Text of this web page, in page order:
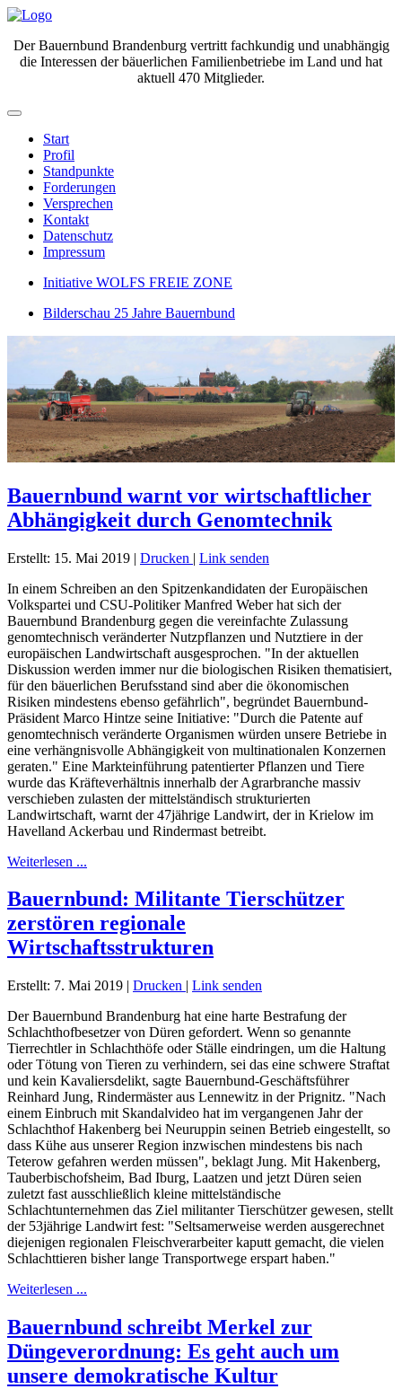
Der Bauernbund Brandenburg vertritt fachkundig und unabhängig
die Interessen der bäuerlichen Familienbetriebe im Land und hat
aktuell 470 Mitglieder.
Start
Profil
Standpunkte
Forderungen
Versprechen
Kontakt
Datenschutz
Impressum
Initiative WOLFS FREIE ZONE
Bilderschau 25 Jahre Bauernbund
Bauernbund warnt vor wirtschaftlicher
Abhängigkeit durch Genomtechnik
Erstellt: 15. Mai 2019 | Drucken | Link senden
In einem Schreiben an den Spitzenkandidaten der Europäischen
Volkspartei und CSU-Politiker Manfred Weber hat sich der
Bauernbund Brandenburg gegen die vereinfachte Zulassung
genomtechnisch veränderter Nutzpflanzen und Nutztiere in der
europäischen Landwirtschaft ausgesprochen. "In der aktuellen
Diskussion werden immer nur die biologischen Risiken thematisiert,
für den bäuerlichen Berufsstand sind aber die ökonomischen
Risiken mindestens ebenso gefährlich", begründet Bauernbund-
Präsident Marco Hintze seine Initiative: "Durch die Patente auf
genomtechnisch veränderte Organismen würden unsere Betriebe in
eine verhängnisvolle Abhängigkeit von multinationalen Konzernen
geraten." Eine Markteinführung patentierter Pflanzen und Tiere
wurde das Kräfteverhältnis innerhalb der Agrarbranche massiv
verschieben zulasten der mittelständisch strukturierten
Landwirtschaft, warnt der 47jährige Landwirt, der in Krielow im
Havelland Ackerbau und Rindermast betreibt.
Weiterlesen ...
Bauernbund: Militante Tierschützer
zerstören regionale
Wirtschaftsstrukturen
Erstellt: 7. Mai 2019 | Drucken | Link senden
Der Bauernbund Brandenburg hat eine harte Bestrafung der
Schlachthofbesetzer von Düren gefordert. Wenn so genannte
Tierrechtler in Schlachthöfe oder Ställe eindringen, um die Haltung
oder Tötung von Tieren zu verhindern, sei das eine schwere Straftat
und kein Kavaliersdelikt, sagte Bauernbund-Geschäftsführer
Reinhard Jung, Rindermäster aus Lennewitz in der Prignitz. "Nach
einem Einbruch mit Skandalvideo hat im vergangenen Jahr der
Schlachthof Hakenberg bei Neuruppin seinen Betrieb eingestellt, so
dass Kühe aus unserer Region inzwischen mindestens bis nach
Teterow gefahren werden müssen", beklagt Jung. Mit Hakenberg,
Tauberbischofsheim, Bad Iburg, Laatzen und jetzt Düren seien
zuletzt fast ausschließlich kleine mittelständische
Schlachtunternehmen das Ziel militanter Tierschützer gewesen, stellt
der 53jährige Landwirt fest: "Seltsamerweise werden ausgerechnet
diejenigen regionalen Fleischverarbeiter kaputt gemacht, die vielen
Schlachttieren bisher lange Transportwege erspart haben."
Weiterlesen ...
Bauernbund schreibt Merkel zur
Düngeverordnung: Es geht auch um
unsere demokratische Kultur